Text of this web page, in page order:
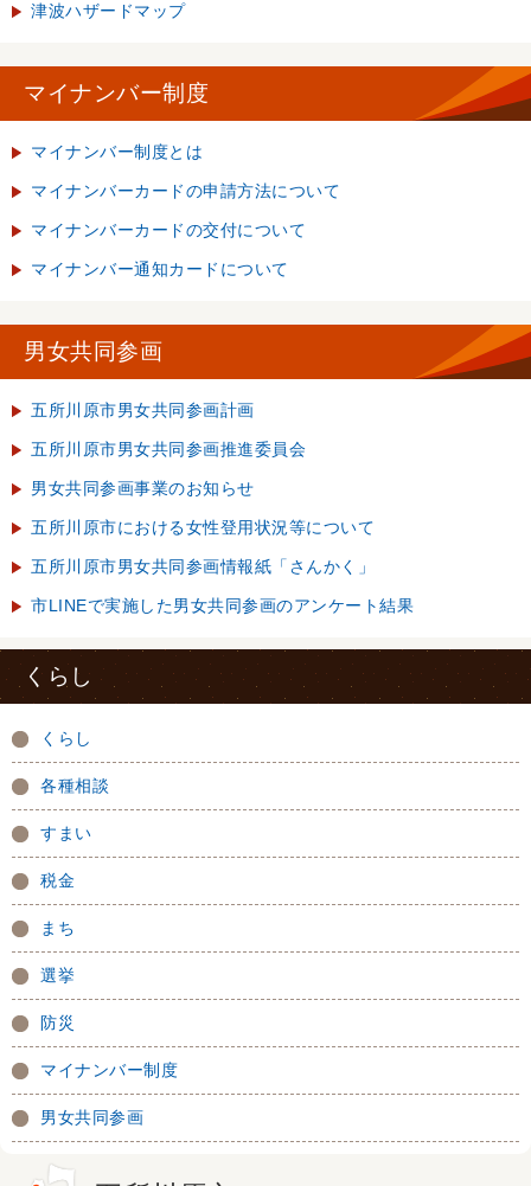
津波ハザードマップ
マイナンバー制度
マイナンバー制度とは
マイナンバーカードの申請方法について
マイナンバーカードの交付について
マイナンバー通知カードについて
男女共同参画
五所川原市男女共同参画計画
五所川原市男女共同参画推進委員会
男女共同参画事業のお知らせ
五所川原市における女性登用状況等について
五所川原市男女共同参画情報紙「さんかく」
市LINEで実施した男女共同参画のアンケート結果
くらし
くらし
各種相談
すまい
税金
まち
選挙
防災
マイナンバー制度
男女共同参画